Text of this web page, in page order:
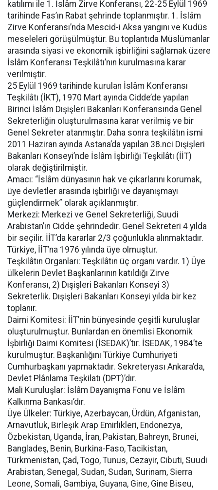
katılımı ile 1. İslâm Zirve Konferansı, 22-25 Eylül 1969
tarihinde Fas’ın Rabat şehrinde toplanmıştır. 1. İslâm
Zirve Konferansı’nda Mescid-i Aksa yangını ve Kudüs
meseleleri görüşülmüştür. Bu toplantıda Müslümanlar
arasında siyasi ve ekonomik işbirliğini sağlamak üzere
İslâm Konferansı Teşkilâtı’nın kurulmasına karar
verilmiştir.
25 Eylül 1969 tarihinde kurulan İslâm Konferansı
Teşkilâtı (İKT), 1970 Mart ayında Cidde’de yapılan
Birinci İslâm Dışişleri Bakanları Konferansında Genel
Sekreterliğin oluşturulmasına karar verilmiş ve bir
Genel Sekreter atanmıştır. Daha sonra teşkilâtın ismi
2011 Haziran ayında Astana’da yapılan 38.nci Dışişleri
Bakanları Konseyi’nde İslâm İşbirliği Teşkilâtı (İİT)
olarak değiştirilmiştir.
Amacı: “İslâm dünyasının hak ve çıkarlarını korumak,
üye devletler arasında işbirliği ve dayanışmayı
güçlendirmek” olarak açıklanmıştır.
Merkezi: Merkezi ve Genel Sekreterliği, Suudi
Arabistan’ın Cidde şehrindedir. Genel Sekreteri 4 yılda
bir seçilir. İİT’da kararlar 2/3 çoğunlukla alınmaktadır.
Türkiye, İİT’na 1976 yılında üye olmuştur.
Teşkilâtın Organları: Teşkilâtın üç organı vardır. 1) Üye
ülkelerin Devlet Başkanlarının katıldığı Zirve
Konferansı, 2) Dışişleri Bakanları Konseyi 3)
Sekreterlik. Dışişleri Bakanları Konseyi yılda bir kez
toplanır.
Daimi Komitesi: İİT’nin bünyesinde çeşitli kuruluşlar
oluşturulmuştur. Bunlardan en önemlisi Ekonomik
İşbirliği Daimi Komitesi (İSEDAK)’tır. İSEDAK, 1984’te
kurulmuştur. Başkanlığını Türkiye Cumhuriyeti
Cumhurbaşkanı yapmaktadır. Sekreteryası Ankara’da,
Devlet Plânlama Teşkilatı (DPT)’dır.
Mali Kuruluşlar: İslâm Dayanışma Fonu ve İslâm
Kalkınma Bankası’dır.
Üye Ülkeler: Türkiye, Azerbaycan, Ürdün, Afganistan,
Arnavutluk, Birleşik Arap Emirlikleri, Endonezya,
Özbekistan, Uganda, İran, Pakistan, Bahreyn, Brunei,
Bangladeş, Benin, Burkina-Faso, Tacikistan,
Türkmenistan, Çad, Togo, Tunus, Cezayir, Cibuti, Suudi
Arabistan, Senegal, Sudan, Sudan, Surinam, Sierra
Leone, Somali, Gambiya, Guyana, Gine, Gine Biseu,